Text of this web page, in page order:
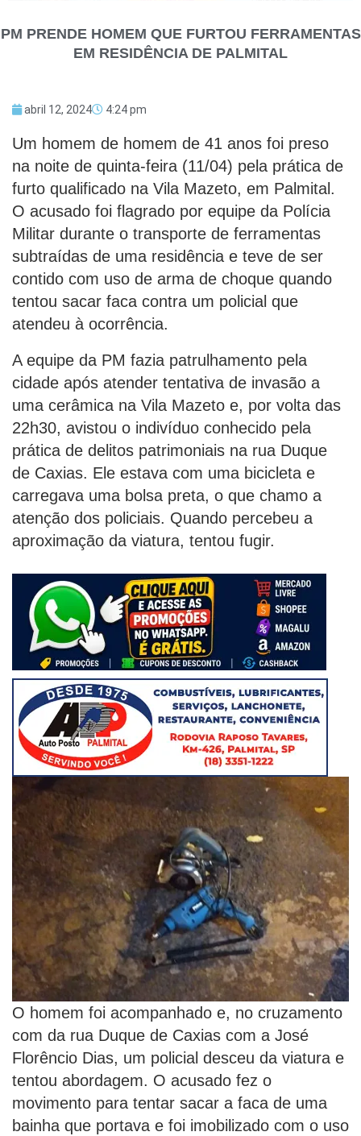
PM PRENDE HOMEM QUE FURTOU FERRAMENTAS
EM RESIDÊNCIA DE PALMITAL
abril 12, 2024 4:24 pm
Um homem de homem de 41 anos foi preso
na noite de quinta-feira (11/04) pela prática de
furto qualificado na Vila Mazeto, em Palmital.
O acusado foi flagrado por equipe da Polícia
Militar durante o transporte de ferramentas
subtraídas de uma residência e teve de ser
contido com uso de arma de choque quando
tentou sacar faca contra um policial que
atendeu à ocorrência.
A equipe da PM fazia patrulhamento pela
cidade após atender tentativa de invasão a
uma cerâmica na Vila Mazeto e, por volta das
22h30, avistou o indivíduo conhecido pela
prática de delitos patrimoniais na rua Duque
de Caxias. Ele estava com uma bicicleta e
carregava uma bolsa preta, o que chamo a
atenção dos policiais. Quando percebeu a
aproximação da viatura, tentou fugir.
O homem foi acompanhado e, no cruzamento
com da rua Duque de Caxias com a José
Florêncio Dias, um policial desceu da viatura e
tentou abordagem. O acusado fez o
movimento para tentar sacar a faca de uma
bainha que portava e foi imobilizado com o uso